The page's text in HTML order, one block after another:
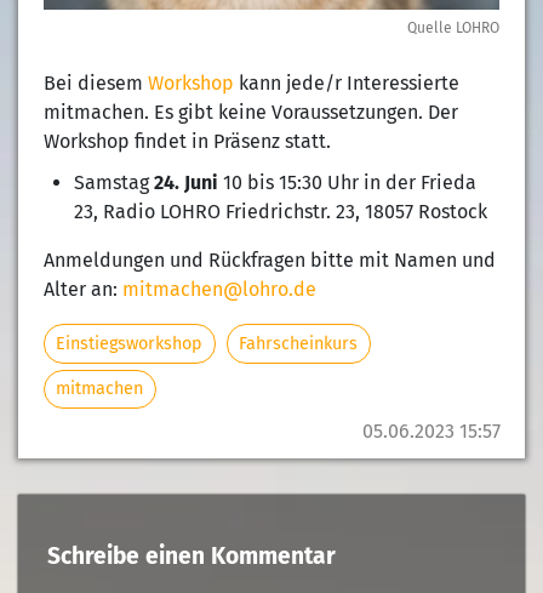
05.06.2023 15:57
Quelle LOHRO
Bei diesem Workshop kann jede/r Interessierte
mitmachen. Es gibt keine Voraussetzungen. Der
Workshop findet in Präsenz statt.
Samstag24. Juni 10 bis 15:30 Uhr in der Frieda
23, Radio LOHRO Friedrichstr. 23, 18057 Rostock
Anmeldungen und Rückfragen bitte mit Namen und
Alter an: mitmachen@lohro.de
Einstiegsworkshop Fahrscheinkurs
mitmachen
Schreibe einen Kommentar